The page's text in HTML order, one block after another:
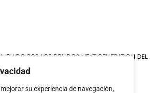
su experiencia de navegación,
POR LOS FONDOS NEXT GENERATION DEL
DE RECUPERACIÓN Y RESILIENCIA